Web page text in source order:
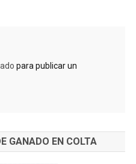
para publicar un
GANADO EN COLTA